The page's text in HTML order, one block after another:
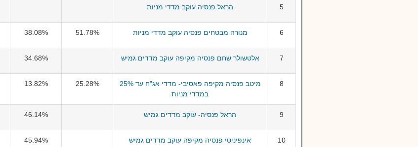
5 הראל פנסיה עוקב מדדי מניות
6 מנורה מבטחים פנסיה עוקב מדדי מניות 51.78%
38.08%
7 אלטשולר שחם פנסיה מקיפה עוקב מדדים גמיש 34.68%
8
מיטב פנסיה מקיפה פאסיבי- מדדי אג"ח עד 25%
במדדי מניות
25.28%
13.82%
9 הראל פנסיה- עוקב מדדים גמיש 46.14%
10 אינפיניטי פנסיה מקיפה עוקב מדדים גמיש 45.94%